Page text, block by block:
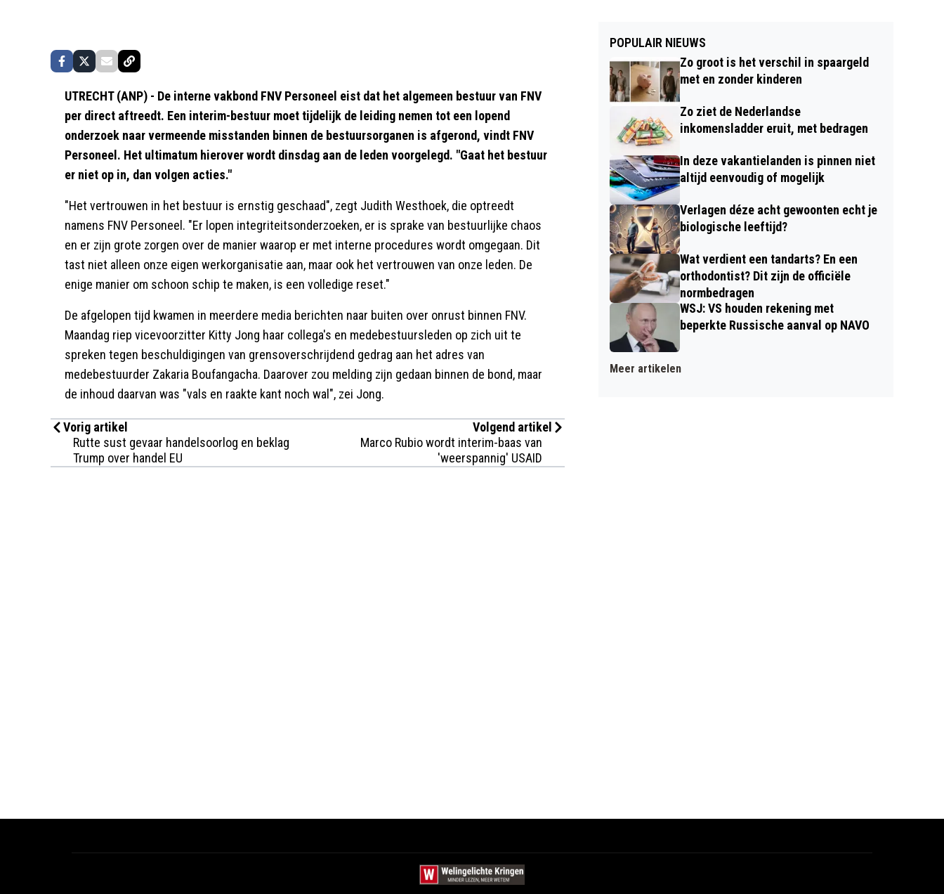
UTRECHT (ANP) - De interne vakbond FNV Personeel eist dat het algemeen bestuur van FNV
per direct aftreedt. Een interim-bestuur moet tijdelijk de leiding nemen tot een lopend
onderzoek naar vermeende misstanden binnen de bestuursorganen is afgerond, vindt FNV
Personeel. Het ultimatum hierover wordt dinsdag aan de leden voorgelegd. "Gaat het bestuur
er niet op in, dan volgen acties."
"Het vertrouwen in het bestuur is ernstig geschaad", zegt Judith Westhoek, die optreedt
namens FNV Personeel. "Er lopen integriteitsonderzoeken, er is sprake van bestuurlijke chaos
en er zijn grote zorgen over de manier waarop er met interne procedures wordt omgegaan. Dit
tast niet alleen onze eigen werkorganisatie aan, maar ook het vertrouwen van onze leden. De
enige manier om schoon schip te maken, is een volledige reset."
De afgelopen tijd kwamen in meerdere media berichten naar buiten over onrust binnen FNV.
Maandag riep vicevoorzitter Kitty Jong haar collega's en medebestuursleden op zich uit te
spreken tegen beschuldigingen van grensoverschrijdend gedrag aan het adres van
medebestuurder Zakaria Boufangacha. Daarover zou melding zijn gedaan binnen de bond, maar
de inhoud daarvan was "vals en raakte kant noch wal", zei Jong.
Vorig artikel
Rutte sust gevaar handelsoorlog en beklag
Trump over handel EU
Volgend artikel
Marco Rubio wordt interim-baas van
'weerspannig' USAID
POPULAIR NIEUWS
Zo groot is het verschil in spaargeld
met en zonder kinderen
Zo ziet de Nederlandse
inkomensladder eruit, met bedragen
In deze vakantielanden is pinnen niet
altijd eenvoudig of mogelijk
Verlagen déze acht gewoonten echt je
biologische leeftijd?
Wat verdient een tandarts? En een
orthodontist? Dit zijn de officiële
normbedragen
WSJ: VS houden rekening met
beperkte Russische aanval op NAVO
Meer artikelen